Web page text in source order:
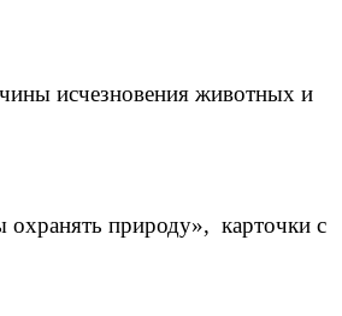
исчезновения животных и
охранять природу», карточки с